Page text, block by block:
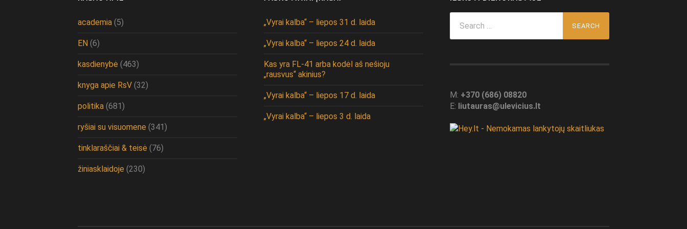
academia (5)
EN (6)
kasdienybė (463)
knyga apie RsV (32)
politika (681)
ryšiai su visuomene (341)
tinklaraščiai & teisė (76)
žiniasklaidoje (230)
„Vyrai kalba“ – liepos 31 d. laida
„Vyrai kalba“ – liepos 24 d. laida
Kas yra FL-41 arba kodėl aš nešioju
„rausvus“ akinius?
„Vyrai kalba“ – liepos 17 d. laida
„Vyrai kalba“ – liepos 3 d. laida
for:
M: +370 (686) 08820
E: liutauras@ulevicius.lt